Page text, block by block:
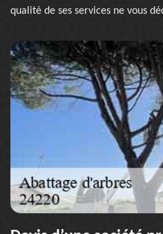
qualité de ses services ne vous